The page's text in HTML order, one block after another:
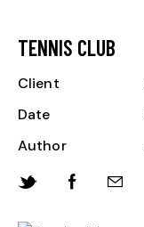
TENNIS CLUB
Client
Date
Author